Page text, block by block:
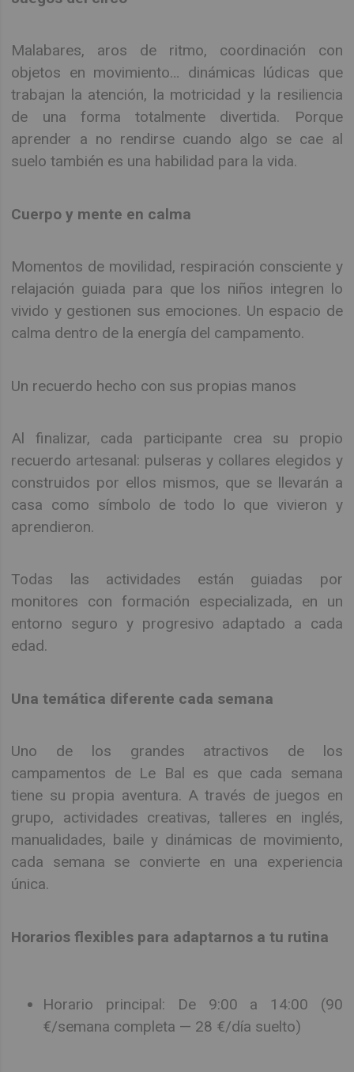
Malabares, aros de ritmo, coordinación con
objetos en movimiento… dinámicas lúdicas que
trabajan la atención, la motricidad y la resiliencia
de una forma totalmente divertida. Porque
aprender a no rendirse cuando algo se cae al
suelo también es una habilidad para la vida.
Cuerpo y mente en calma
Momentos de movilidad, respiración consciente y
relajación guiada para que los niños integren lo
vivido y gestionen sus emociones. Un espacio de
calma dentro de la energía del campamento.
Un recuerdo hecho con sus propias manos
Al finalizar, cada participante crea su propio
recuerdo artesanal: pulseras y collares elegidos y
construidos por ellos mismos, que se llevarán a
casa como símbolo de todo lo que vivieron y
aprendieron.
Todas las actividades están guiadas por
monitores con formación especializada, en un
entorno seguro y progresivo adaptado a cada
edad.
Una temática diferente cada semana
Uno de los grandes atractivos de los
campamentos de Le Bal es que cada semana
tiene su propia aventura. A través de juegos en
grupo, actividades creativas, talleres en inglés,
manualidades, baile y dinámicas de movimiento,
cada semana se convierte en una experiencia
única.
Horarios flexibles para adaptarnos a tu rutina
Horario principal: De 9:00 a 14:00 (90
€/semana completa — 28 €/día suelto)